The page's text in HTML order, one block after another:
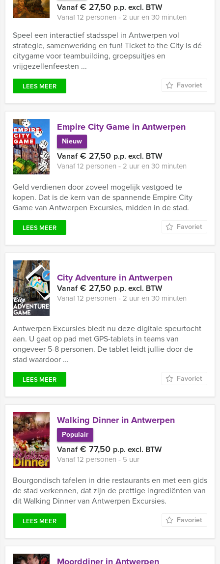
Vanaf€ 27,50 p.p. excl. BTW
Vanaf 12 personen ‐ 2 uur en 30 minuten
Speel een interactief stadsspel in Antwerpen vol
strategie, samenwerking en fun! Ticket to the City is dé
citygame voor teambuilding, groepsuitjes en
vrijgezellenfeesten ...
LEES MEER Favoriet
Empire City Game in Antwerpen
Nieuw
Vanaf€ 27,50 p.p. excl. BTW
Vanaf 12 personen ‐ 2 uur en 30 minuten
Geld verdienen door zoveel mogelijk vastgoed te
kopen. Dat is de kern van de spannende Empire City
Game van Antwerpen Excursies, midden in de stad.
LEES MEER Favoriet
City Adventure in Antwerpen
Vanaf€ 27,50 p.p. excl. BTW
Vanaf 12 personen ‐ 2 uur en 30 minuten
Antwerpen Excursies biedt nu deze digitale speurtocht
aan. U gaat op pad met GPS-tablets in teams van
ongeveer 5-8 personen. De tablet leidt jullie door de
stad waardoor ...
LEES MEER Favoriet
Walking Dinner in Antwerpen
Populair
Vanaf€ 77,50 p.p. excl. BTW
Vanaf 12 personen ‐ 5 uur
Bourgondisch tafelen in drie restaurants en met een gids
de stad verkennen, dat zijn de prettige ingrediënten van
dit Walking Dinner van Antwerpen Excursies.
LEES MEER Favoriet